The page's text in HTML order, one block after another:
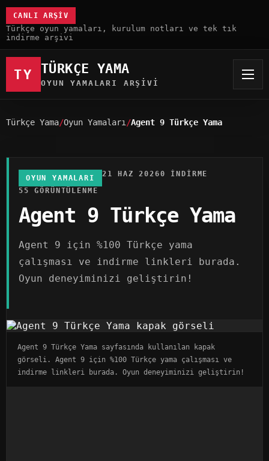
CANLI ARŞIV
Türkçe oyun yamaları, kurulum notları ve tek tık
indirme arşivi
TY TÜRKÇE YAMA
OYUN YAMALARI ARŞIVI
Türkçe Yama Oyun Yamaları Agent 9 Türkçe Yama
OYUN YAMALARI 21 HAZ 20260 INDIRME
55 GÖRÜNTÜLENME
Agent 9 Türkçe Yama
Agent 9 için %100 Türkçe yama
çalışması ve indirme linkleri burada.
Oyun deneyiminizi geliştirin!
Agent 9 Türkçe Yama sayfasında kullanılan kapak
görseli. Agent 9 için %100 Türkçe yama çalışması ve
indirme linkleri burada. Oyun deneyiminizi geliştirin!